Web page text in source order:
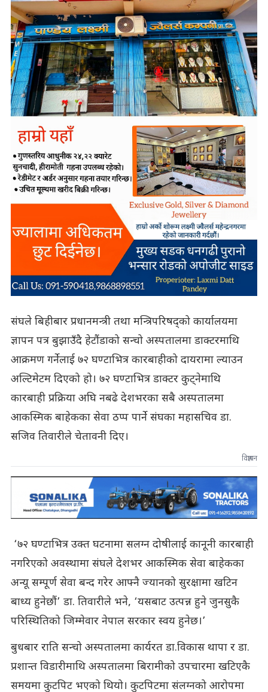
संघले बिहीबार प्रधानमन्त्री तथा मन्त्रिपरिषद्को कार्यालयमा
ज्ञापन पत्र बुझाउँदै हेटौंडाको सन्चो अस्पतालमा डाक्टरमाथि
आक्रमण गर्नेलाई ७२ घण्टाभित्र कारबाहीको दायरामा ल्याउन
अल्टिमेटम दिएको हो। ७२ घण्टाभित्र डाक्टर कुट्नेमाथि
कारबाही प्रक्रिया अघि नबढे देशभरका सबै अस्पतालमा
आकस्मिक बाहेकका सेवा ठप्प पार्ने संघका महासचिव डा.
सजिव तिवारीले चेतावनी दिए।
विज्ञापन
‘७२ घण्टाभित्र उक्त घटनामा सलग्न दोषीलाई कानूनी कारबाही
नगरिएको अवस्थामा संघले देशभर आकस्मिक सेवा बाहेकका
अन्यू सम्पूर्ण सेवा बन्द गरेर आफ्नै ज्यानको सुरक्षामा खटिन
बाध्य हुनेछौं’ डा. तिवारीले भने, ‘यसबाट उत्पन्न हुने जुनसुकै
परिस्थितिको जिम्मेवार नेपाल सरकार स्वय हुनेछ।’
बुधबार राति सन्चो अस्पतालमा कार्यरत डा.विकास थापा र डा.
प्रशान्त विडारीमाथि अस्पतालमा बिरामीको उपचारमा खटिएकै
समयमा कुटपिट भएको थियो। कुटपिटमा संलग्नको आरोपमा